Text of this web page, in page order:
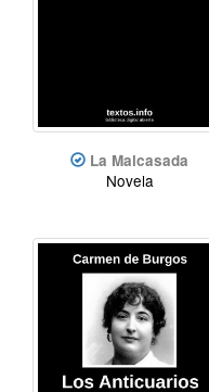
La Malcasada
Novela